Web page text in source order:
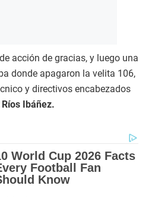
acción de gracias, y luego una
donde apagaron la velita 106,
y directivos encabezados
Ibáñez.